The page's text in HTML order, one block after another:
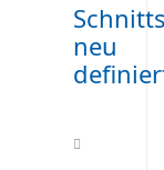
neu